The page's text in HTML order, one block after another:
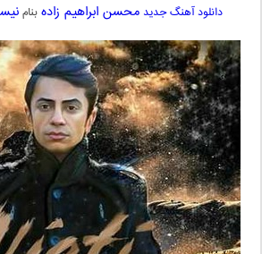
دانلود آهنگ جدید محسن ابراهیم زادهبنام